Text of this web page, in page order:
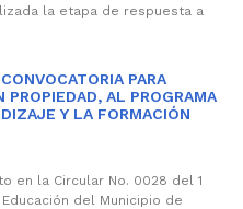
la etapa de respuesta a
PARA
AL PROGRAMA
Y LA FORMACIÓN
en la Circular No. 0028 del 1
del Municipio de